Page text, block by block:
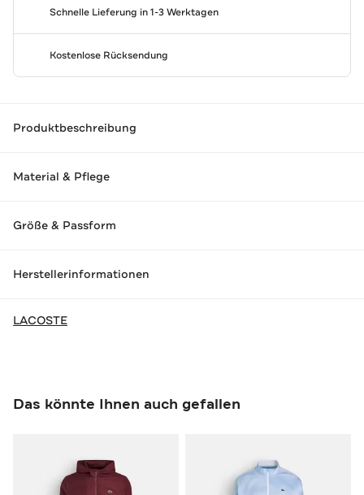
Schnelle Lieferung in 1-3 Werktagen
Kostenlose Rücksendung
Produktbeschreibung
Material & Pflege
Größe & Passform
Herstellerinformationen
LACOSTE
Das könnte Ihnen auch gefallen